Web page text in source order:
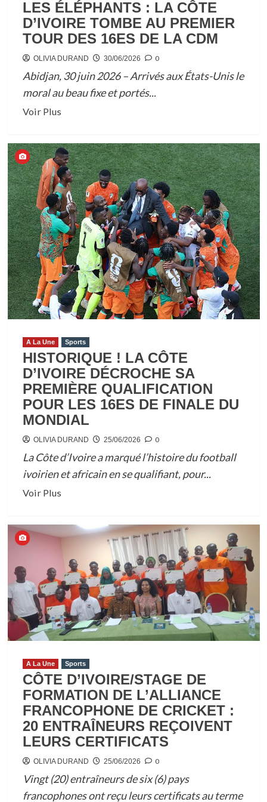
LES ÉLÉPHANTS : LA CÔTE
D’IVOIRE TOMBE AU PREMIER
TOUR DES 16ES DE LA CDM
OLIVIA DURAND 30/06/2026 0
Abidjan, 30 juin 2026 – Arrivés aux États-Unis le
moral au beau fixe et portés...
Voir PlusEn
plus
sur
DÉSILLUSION
AMÈRE
POUR
LES
ÉLÉPHANTS
:
LA
CÔTE
D’IVOIRE
TOMBE
AU
PREMIER
TOUR
DES
16ES
DE
LA
CDM
A La Une Sports
HISTORIQUE ! LA CÔTE
D’IVOIRE DÉCROCHE SA
PREMIÈRE QUALIFICATION
POUR LES 16ES DE FINALE DU
MONDIAL
OLIVIA DURAND 25/06/2026 0
La Côte d’Ivoire a marqué l’histoire du football
ivoirien et africain en se qualifiant, pour...
Voir PlusEn
plus
sur
HISTORIQUE
LA
CÔTE
D’IVOIRE
DÉCROCHE
SA
PREMIÈRE
QUALIFICATION
POUR
LES
16ES
DE
FINALE
DU
MONDIAL
A La Une Sports
CÔTE D’IVOIRE/STAGE DE
FORMATION DE L’ALLIANCE
FRANCOPHONE DE CRICKET :
20 ENTRAÎNEURS REÇOIVENT
LEURS CERTIFICATS
OLIVIA DURAND 25/06/2026 0
Vingt (20) entraîneurs de six (6) pays
francophones ont reçu leurs certificats au terme